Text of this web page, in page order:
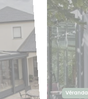
Véranda